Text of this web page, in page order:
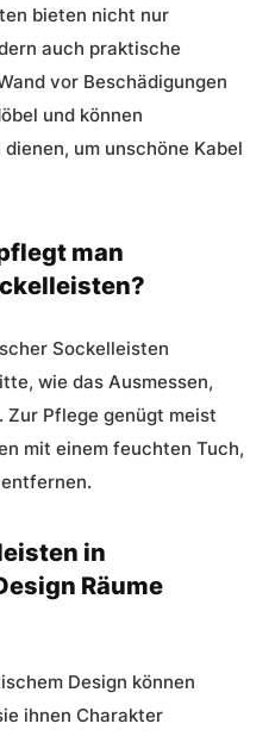
bieten nicht nur
auch praktische
vor Beschädigungen
und können
um unschöne Kabel
man
Sockelleisten
wie das Ausmessen,
Zur Pflege genügt meist
mit einem feuchten Tuch,
in
Räume
Design können
ihnen Charakter